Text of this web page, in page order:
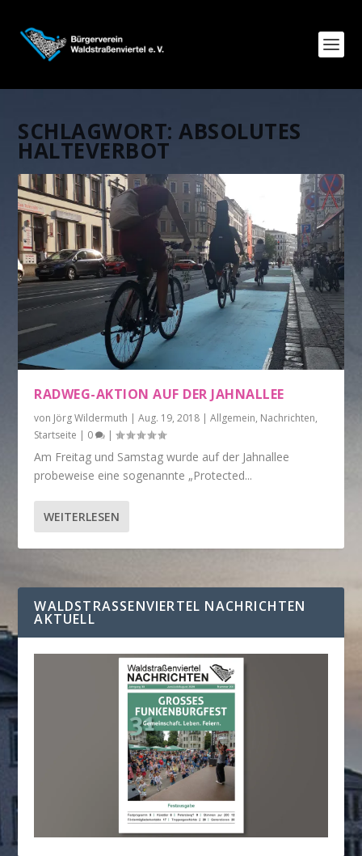
SCHLAGWORT:ABSOLUTES
HALTEVERBOT
RADWEG-AKTION AUF DER JAHNALLEE
von Jörg Wildermuth |Aug. 19, 2018 |Allgemein, Nachrichten,
Startseite | 0 |
Am Freitag und Samstag wurde auf der Jahnallee
probeweise eine sogenannte „Protected...
WEITERLESEN
WALDSTRASSENVIERTEL NACHRICHTEN A
KTUELL